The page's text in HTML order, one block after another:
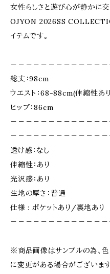
女性らしさと遊び心が静かに交
OJYON 2026SS
イテムです。
－－－－－－－－－－－－
総丈：98cm
ウエスト：68-88cm(伸縮性あり
ヒップ：86cm
－－－－－－－－－－－－
－－－－－－－－－－－－
透け感：なし
伸縮性：あり
光沢感：あり
生地の厚さ：普通
仕様 : ポケットあり/裏地あり
－－－－－－－－－－－－
※商品画像はサンプルの為、
に変更がある場合がございま